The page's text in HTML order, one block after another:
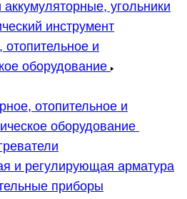
аккумуляторные, угольники
инструмент
и
оборудование
отопительное и
оборудование
и регулирующая арматура
приборы